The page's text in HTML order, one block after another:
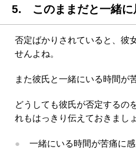
5. このままだと一緒に
否定ばかりされていると、彼
せんよね。
また彼氏と一緒にいる時間が
どうしても彼氏が否定するの
れもはっきり伝えておきましょ
一緒にいる時間が苦痛に